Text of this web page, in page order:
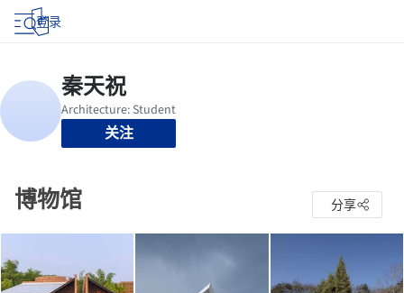
登录
关注
博物馆 分享